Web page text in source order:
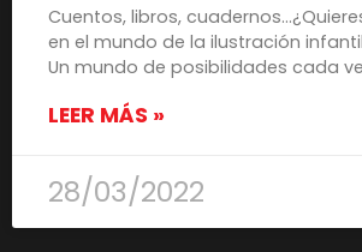
Cuentos, libros,
en el mundo de la ilustración
Un mundo de posibilidades cada
LEER MÁS »
28/03/2022